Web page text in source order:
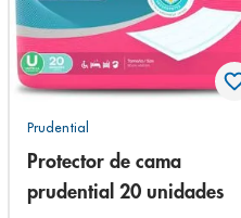
Prudential
Protector de cama
prudential 20 unidades